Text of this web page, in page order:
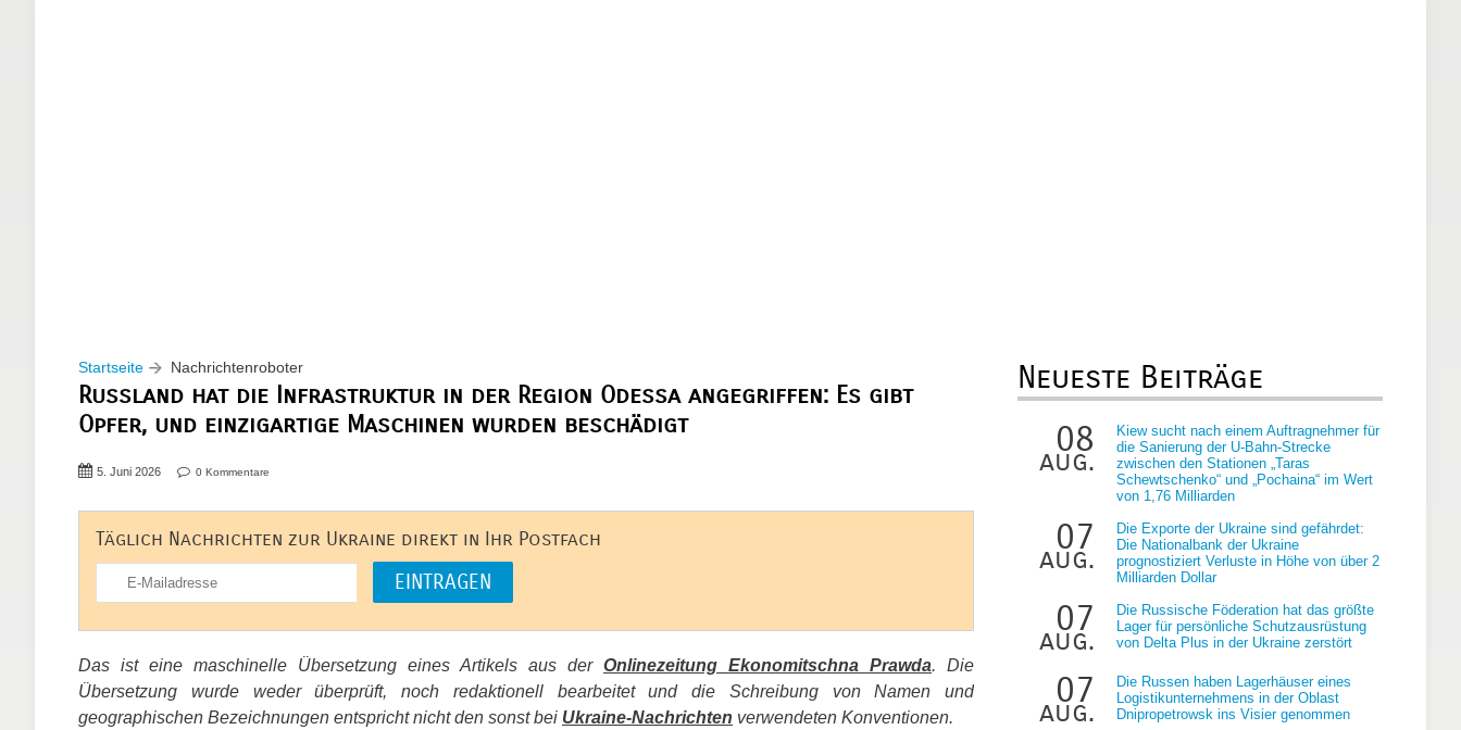
Startseite Nachrichtenroboter
Russland hat die Infrastruktur in der Region Odessa angegriffen: Es gibt
Opfer, und einzigartige Maschinen wurden beschädigt
5. Juni 2026 0 Kommentare
Täglich Nachrichten zur Ukraine direkt in Ihr Postfach
Das ist eine maschinelle Übersetzung eines Artikels aus der Onlinezeitung Ekonomitschna Prawda. Die
Übersetzung wurde weder überprüft, noch redaktionell bearbeitet und die Schreibung von Namen und
geographischen Bezeichnungen entspricht nicht den sonst bei Ukraine-Nachrichten verwendeten Konventionen.
Neueste Beiträge
08
aug.
Kiew sucht nach einem Auftragnehmer für
die Sanierung der U-Bahn-Strecke
zwischen den Stationen „Taras
Schewtschenko“ und „Pochaina“ im Wert
von 1,76 Milliarden
07
aug.
Die Exporte der Ukraine sind gefährdet:
Die Nationalbank der Ukraine
prognostiziert Verluste in Höhe von über 2
Milliarden Dollar
07
aug.
Die Russische Föderation hat das größte
Lager für persönliche Schutzausrüstung
von Delta Plus in der Ukraine zerstört
07
aug.
Die Russen haben Lagerhäuser eines
Logistikunternehmens in der Oblast
Dnipropetrowsk ins Visier genommen